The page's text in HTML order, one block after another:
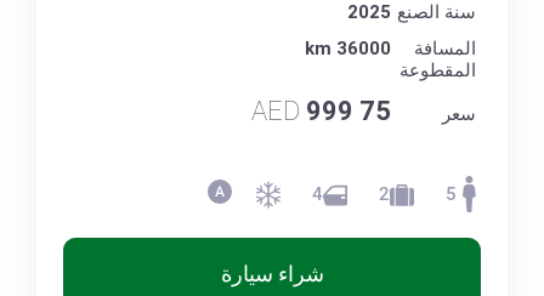
سنة الصنع 2025
المسافة
المقطوعة
36000 km
سعر 75 999
AED
5
2
4
شراء سيارة